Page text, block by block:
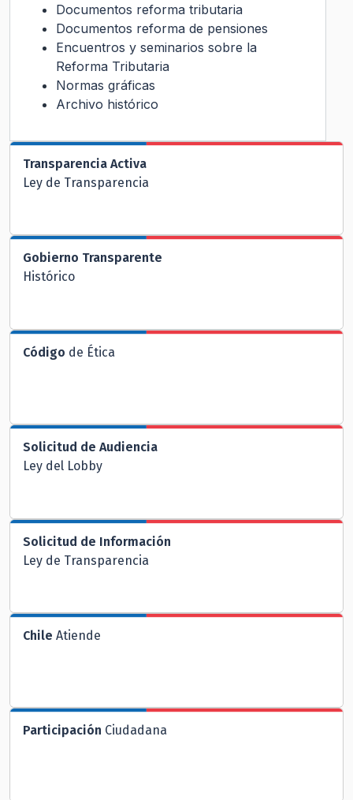
Documentos reforma tributaria
Documentos reforma de pensiones
Encuentros y seminarios sobre la
Reforma Tributaria
Normas gráficas
Archivo histórico
Transparencia Activa
Ley de Transparencia
Gobierno Transparente
Histórico
Código de Ética
Solicitud de Audiencia
Ley del Lobby
Solicitud de Información
Ley de Transparencia
Chile Atiende
Participación Ciudadana